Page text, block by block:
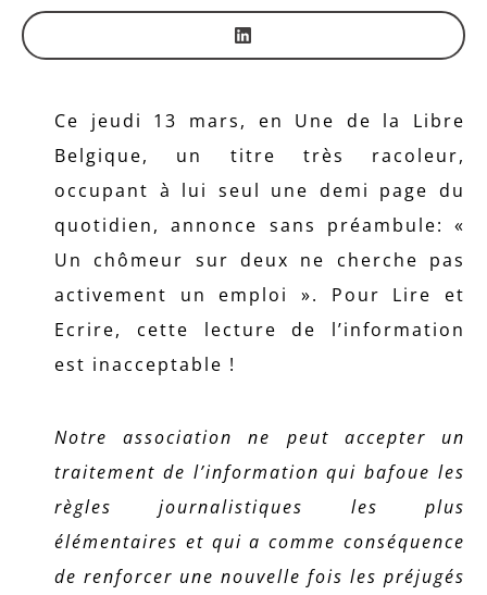
Ce jeudi 13 mars, en Une de la Libre
Belgique, un titre très racoleur,
occupant à lui seul une demi page du
quotidien, annonce sans préambule: «
Un chômeur sur deux ne cherche pas
activement un emploi ». Pour Lire et
Ecrire, cette lecture de l’information
est inacceptable !
Notre association ne peut accepter un
traitement de l’information qui bafoue les
règles journalistiques les plus
élémentaires et qui a comme conséquence
de renforcer une nouvelle fois les préjugés